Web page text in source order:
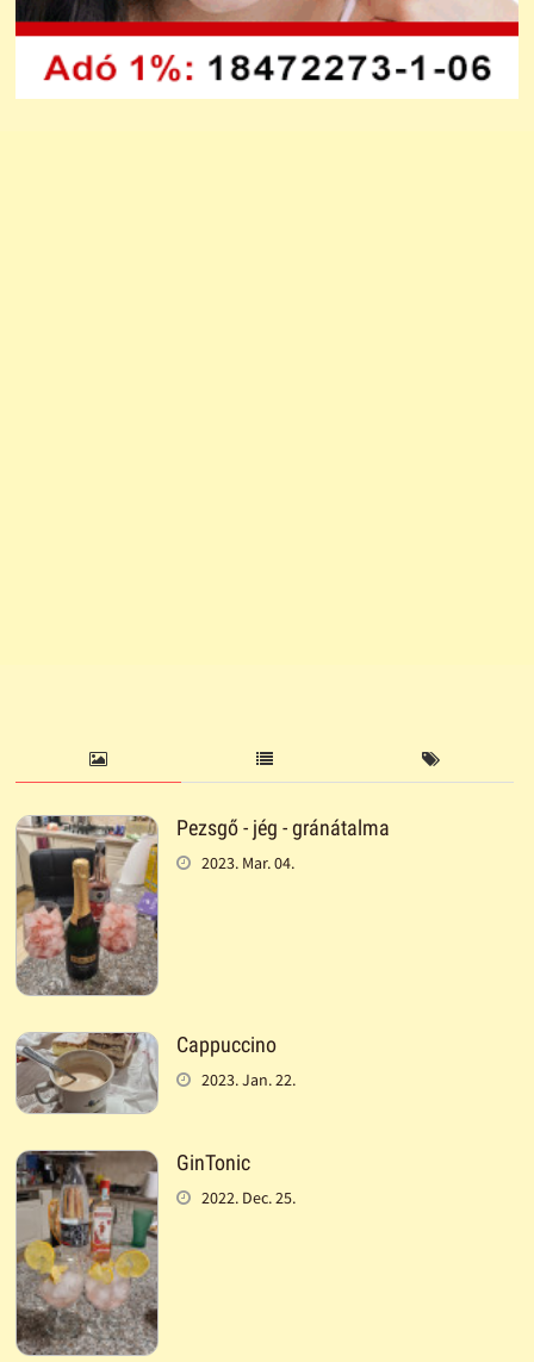
Pezsgő - jég - gránátalma
2023. Mar. 04.
Cappuccino
2023. Jan. 22.
GinTonic
2022. Dec. 25.